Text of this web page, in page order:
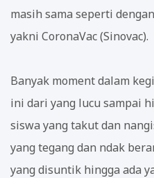
masih sama seperti
yakni CoronaVac (Sinovac).
Banyak moment dalam
ini dari yang lucu sampai
siswa yang takut dan
yang tegang dan ndak
yang disuntik hingga ada